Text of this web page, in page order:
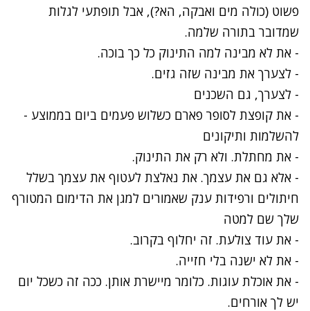
פשוט (כולה מים ואבקה, הא?), אבל תופתעי לגלות
שמדובר בתורה שלמה.
- את לא מבינה למה התינוק כל כך בוכה.
- לצערך את מבינה שזה גזים.
- לצערך, גם השכנים
- את קופצת לסופר פארם כשלוש פעמים ביום בממוצע -
להשלמות ותיקונים
- את מחתלת. ולא רק את התינוק.
- אלא גם את עצמך. את נאלצת לעטוף את עצמך בשלל
חיתולים ורפידות ענק שאמורים למגן את הדימום המטורף
שלך שם למטה
- את עוד צולעת. זה יחלוף בקרוב.
- את לא ישנה בלי חזייה.
- את אוכלת עוגות. כלומר מיישרת אותן. ככה זה כשכל יום
יש לך אורחים.